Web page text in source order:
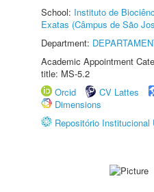
School: Instituto de
Exatas (Câmpus de São
Department:
Academic Appointment
title: MS-5.2
Orcid
CV Lattes
Dimensions
Repositório Institucional